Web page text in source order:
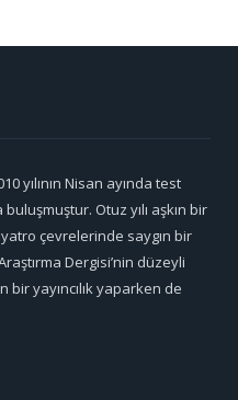
yılının Nisan ayında test
Otuz yılı aşkın bir
çevrelerinde saygın bir
Dergisi’nin düzeyli
yayıncılık yaparken de